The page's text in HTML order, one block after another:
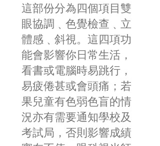
這部份分為四個項目雙
眼協調﹑色覺檢查﹑立
體感﹑斜視。這四項功
能會影響你日常生活，
看書或電腦時易跳行，
易疲倦甚或會頭痛；若
果兒童有色弱色盲的情
況亦有需要通知學校及
考試局，否則影響成績